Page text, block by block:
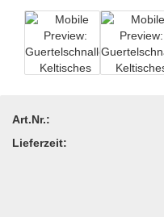
Art.Nr.:
Lieferzeit: